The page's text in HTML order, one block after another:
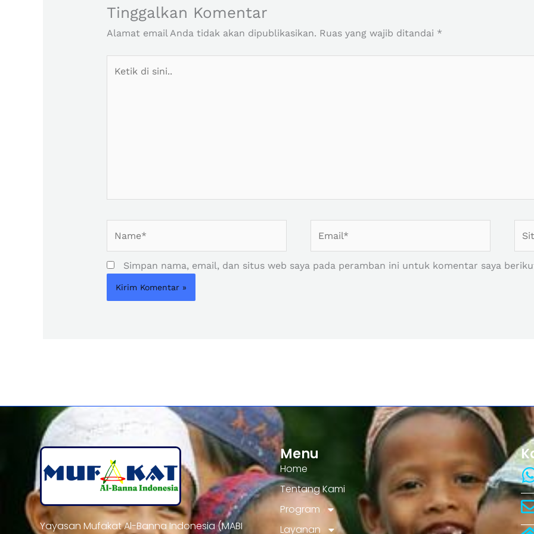
Tinggalkan Komentar
Alamat email Anda tidak akan dipublikasikan. Ruas yang wajib ditandai *
Simpan nama, email, dan situs web saya pada peramban ini untuk komentar saya
Menu
Home
Tentang Kami
Program
Layanan
Yayasan Mufakat Al-Banna Indonesia (MABI